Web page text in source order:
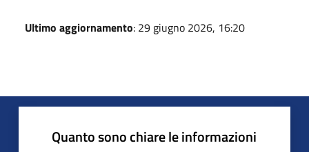
Ultimo aggiornamento: 29 giugno 2026, 16:20
Quanto sono chiare le informazioni